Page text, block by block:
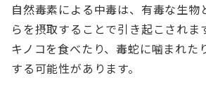
自然毒素による中毒は、有毒な生物
らを摂取することで引き起こされま
キノコを食べたり、毒蛇に噛まれた
する可能性があります。